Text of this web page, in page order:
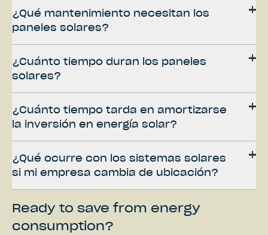
¿Qué mantenimiento necesitan los
paneles solares?
¿Cuánto tiempo duran los paneles
solares?
¿Cuánto tiempo tarda en amortizarse
la inversión en energía solar?
¿Qué ocurre con los sistemas solares
si mi empresa cambia de ubicación?
Ready to save from energy
consumption?